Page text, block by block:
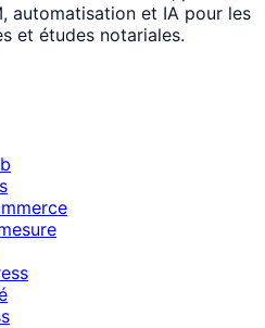
automatisation et IA pour les
et études notariales.